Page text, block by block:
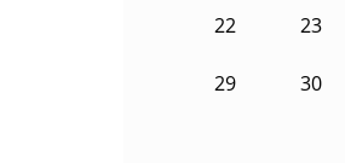
22 23
29 30